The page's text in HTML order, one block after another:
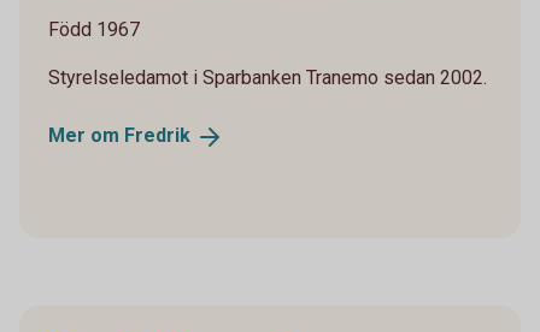
Född 1967
Styrelseledamot i Sparbanken Tranemo sedan 2002.
Mer om Fredrik